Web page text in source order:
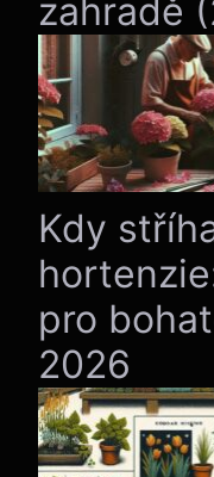
zahradě
Kdy
pro
2026